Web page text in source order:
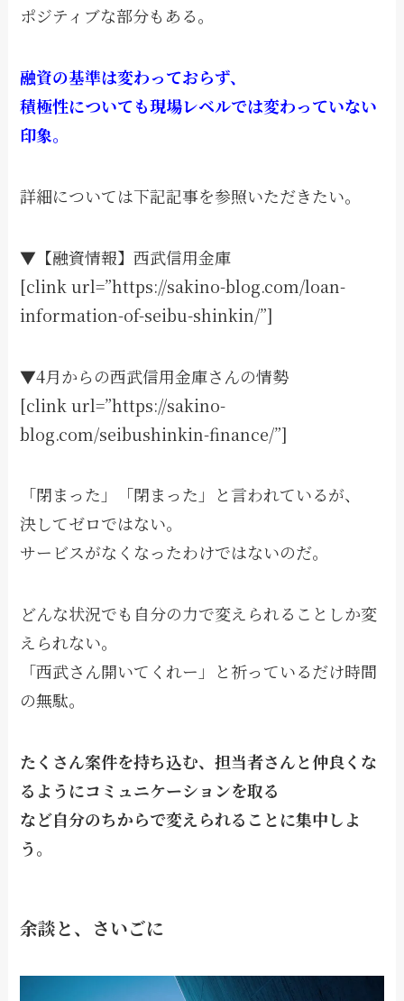
ポジティブな部分もある。
融資の基準は変わっておらず、
積極性についても現場レベルでは変わっていない
印象。
詳細については下記記事を参照いただきたい。
▼【融資情報】西武信用金庫
[clink url=”https://sakino-blog.com/loan-
information-of-seibu-shinkin/”]
▼4月からの西武信用金庫さんの情勢
[clink url=”https://sakino-
blog.com/seibushinkin-finance/”]
「閉まった」「閉まった」と言われているが、
決してゼロではない。
サービスがなくなったわけではないのだ。
どんな状況でも自分の力で変えられることしか変
えられない。
「西武さん開いてくれー」と祈っているだけ時間
の無駄。
たくさん案件を持ち込む、担当者さんと仲良くな
るようにコミュニケーションを取る
など自分のちからで変えられることに集中しよ
う。
余談と、さいごに